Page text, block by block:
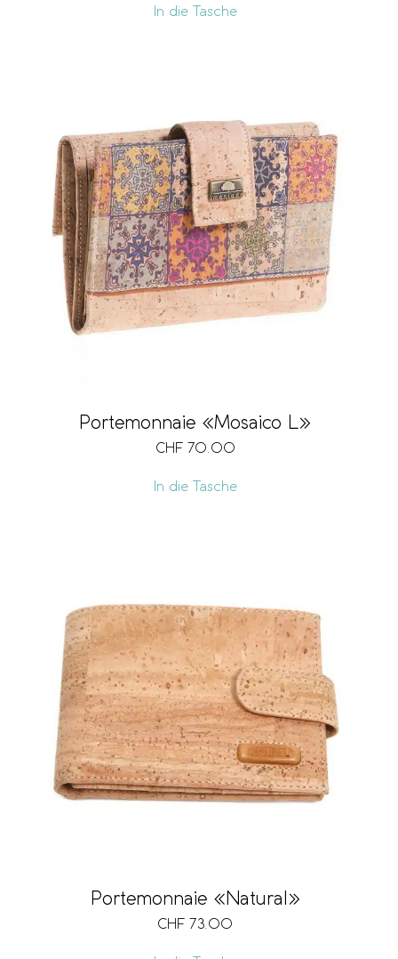
In die Tasche
Portemonnaie «Mosaico L»
CHF 70.00
In die Tasche
Portemonnaie «Natural»
CHF 73.00